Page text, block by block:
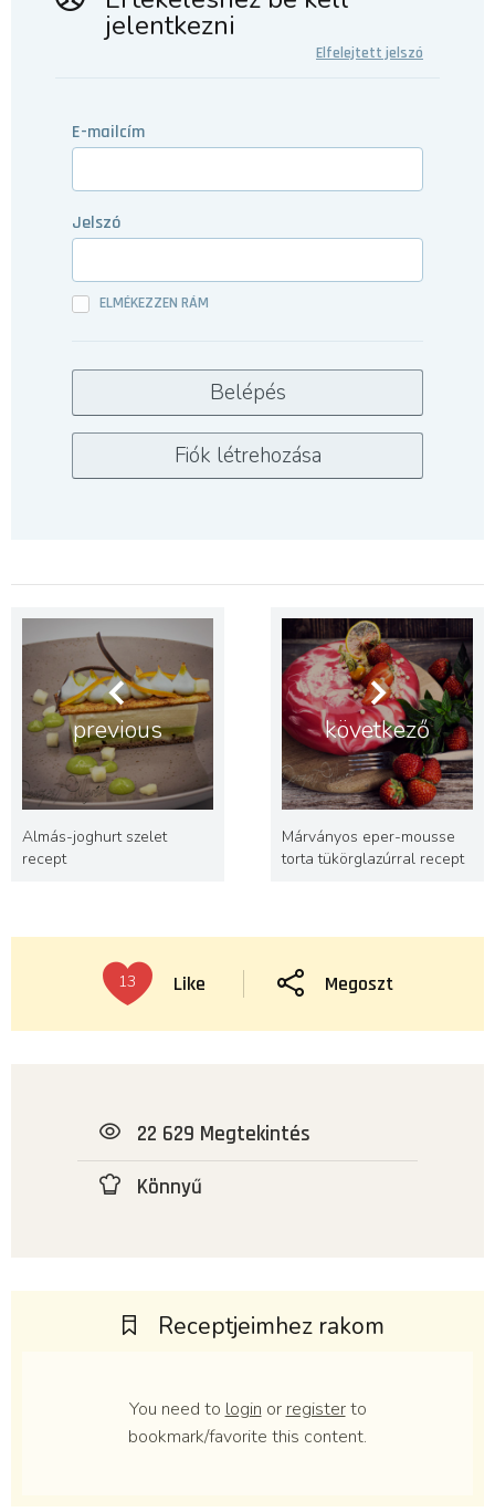
jelentkezni
Elfelejtett jelszó
E-mailcím
Jelszó
ELMÉKEZZEN RÁM
previous
Almás-joghurt szelet
recept
következő
Márványos eper-mousse
torta tükörglazúrral recept
13 Like Megoszt
22 629 Megtekintés
Könnyű
Receptjeimhez rakom
You need to login or registerto
bookmark/favorite this content.